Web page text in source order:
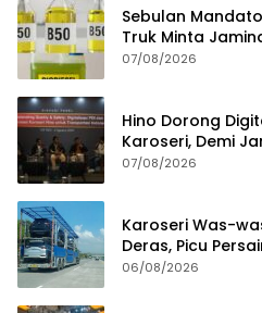
Sebulan
Truk Minta
07/08/2026
Hino Dorong
Karoseri, Demi
Pelanggan
07/08/2026
Karoseri Was-
Deras, Picu
06/08/2026